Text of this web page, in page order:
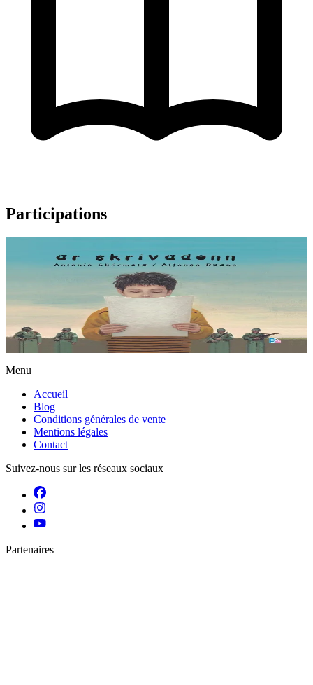
Participations
Ar skrivadenn
Pedro, 9 ans, est passionné de foot, dans un pays sous dictature.
Tous les soirs, sa famille écoute des nouvelles en cachette. Un matin,
un homme en uniforme se...
En stock
13,00 €
Menu
Accueil
Blog
Conditions générales de vente
Mentions légales
Contact
Suivez-nous sur les réseaux sociaux
Partenaires